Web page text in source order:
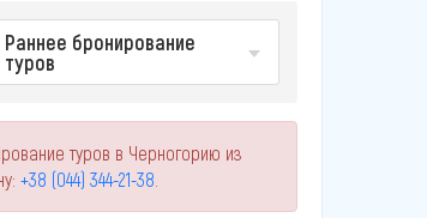
Раннее бронирование
туров
туров в Черногорию из
+38 (044) 344-21-38